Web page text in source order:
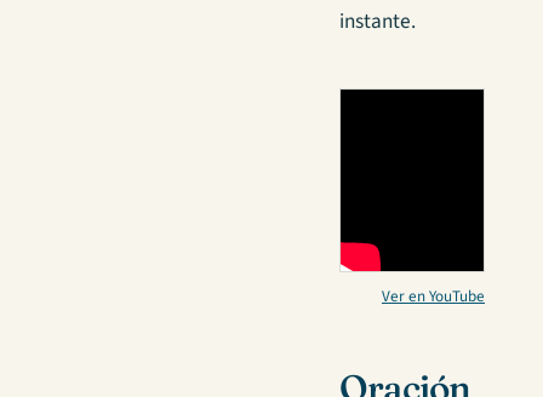
instante.
Ver en YouTube
Oración